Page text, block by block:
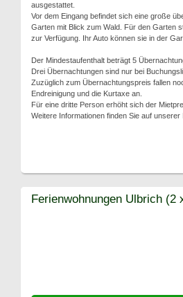
ausgestattet.
Vor dem Eingang befindet sich eine große
Garten mit Blick zum Wald. Für den Garten
zur Verfügung. Ihr Auto können sie in der
Der Mindestaufenthalt beträgt 5
Drei Übernachtungen sind nur bei
Zuzüglich zum Übernachtungspreis fallen
Endreinigung und die Kurtaxe an.
Für eine dritte Person erhöht sich der
Weitere Informationen finden Sie auf unserer
Ferienwohnungen Ulbrich (2